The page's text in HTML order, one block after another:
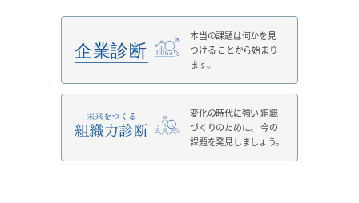
本当の課題は何かを見
つける ことから始まり
ます。
変化の時代に強い組織
づくりのために、
今の
課題を発見しましょう。